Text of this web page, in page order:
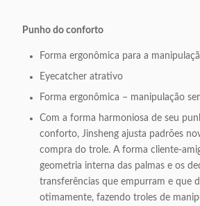
Punho do conforto
Forma ergonômica para a
Eyecatcher atrativo
Forma ergonômica – manipulação
Com a forma harmoniosa de seu
conforto, Jinsheng ajusta padrões
compra do trole. A forma cliente-
geometria interna das palmas e os
transferências que empurram e que
otimamente, fazendo troles de